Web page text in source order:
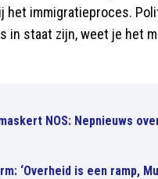
het immigratieproces.
in staat zijn, weet je het
NOS: Nepnieuws
‘Overheid is een ramp,